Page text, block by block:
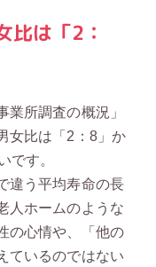
比は「2：
業所調査の概況」
女比は「2：8」か
です。
違う平均寿命の長
人ホームのような
の心情や、「他の
ているのではない